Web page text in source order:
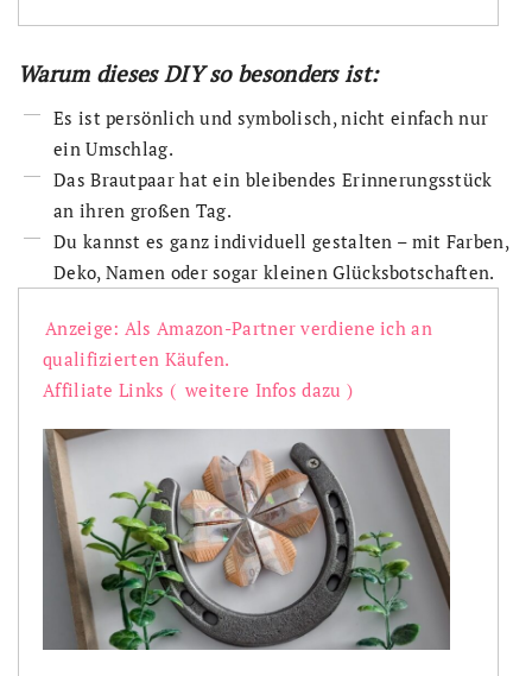
Warum dieses DIY so besonders ist:
Es ist persönlich und symbolisch, nicht einfach nur
ein Umschlag.
Das Brautpaar hat ein bleibendes Erinnerungsstück
an ihren großen Tag.
Du kannst es ganz individuell gestalten – mit Farben,
Deko, Namen oder sogar kleinen Glücksbotschaften.
Anzeige: Als Amazon-Partner verdiene ich an
qualifizierten Käufen.
Affiliate Links ( weitere Infos dazu )